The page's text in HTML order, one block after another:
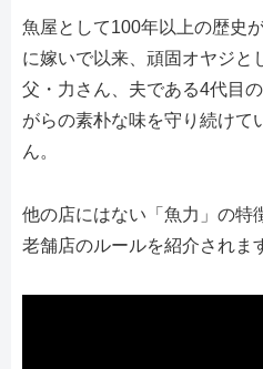
魚屋として100年以上の歴史
に嫁いで以来、頑固オヤジと
父・力さん、夫である4代目
がらの素朴な味を守り続けて
ん。
他の店にはない「魚力」の特
老舗店のルールを紹介されま